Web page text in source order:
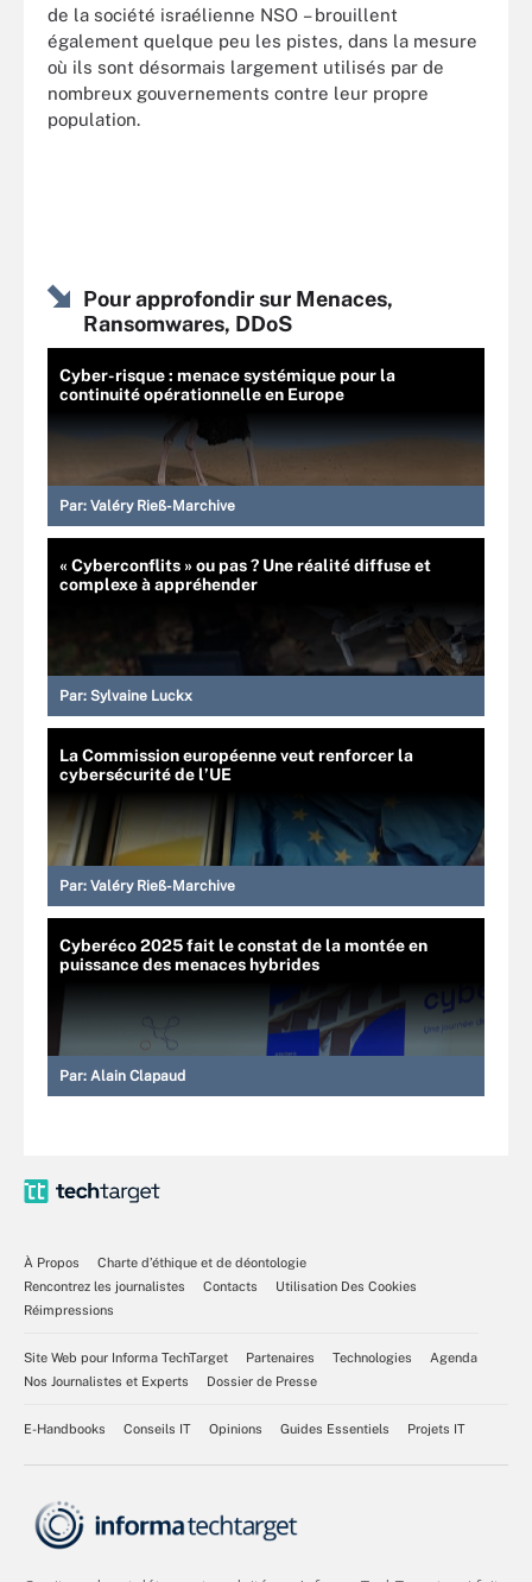
de la société israélienne NSO – brouillent
également quelque peu les pistes, dans la mesure
où ils sont désormais largement utilisés par de
nombreux gouvernements contre leur propre
population.
Pour approfondir sur Menaces,
Ransomwares, DDoS
Cyber-risque : menace systémique pour la
continuité opérationnelle en Europe
Par: Valéry Rieß-Marchive
« Cyberconflits » ou pas ? Une réalité diffuse et
complexe à appréhender
Par: Sylvaine Luckx
La Commission européenne veut renforcer la
cybersécurité de l’UE
Par: Valéry Rieß-Marchive
Cyberéco 2025 fait le constat de la montée en
puissance des menaces hybrides
Par: Alain Clapaud
À Propos
Charte d’éthique et de déontologie
Rencontrez les journalistes
Contacts
Utilisation Des Cookies
Réimpressions
Site Web pour Informa TechTarget Partenaires Technologies
Agenda
Nos Journalistes et Experts
Dossier de Presse
E-Handbooks Conseils IT Opinions Guides Essentiels Projets IT